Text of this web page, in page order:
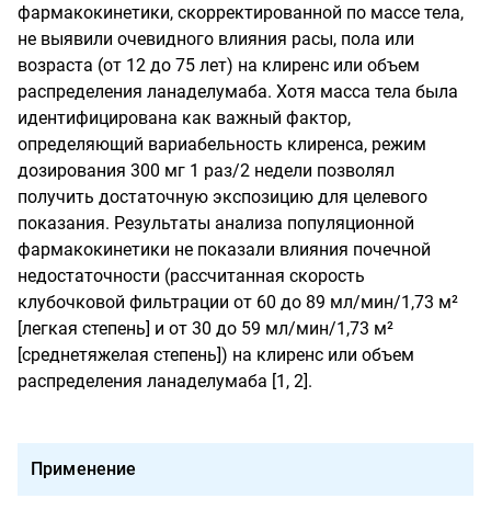
фармакокинетики, скорректированной по массе тела,
не выявили очевидного влияния расы, пола или
возраста (от 12 до 75 лет) на клиренс или объем
распределения ланаделумаба. Хотя масса тела была
идентифицирована как важный фактор,
определяющий вариабельность клиренса, режим
дозирования 300 мг 1 раз/2 недели позволял
получить достаточную экспозицию для целевого
показания. Результаты анализа популяционной
фармакокинетики не показали влияния почечной
недостаточности (рассчитанная скорость
клубочковой фильтрации от 60 до 89 мл/мин/1,73 м²
[легкая степень] и от 30 до 59 мл/мин/1,73 м²
[среднетяжелая степень]) на клиренс или объем
распределения ланаделумаба [1, 2].
Применение